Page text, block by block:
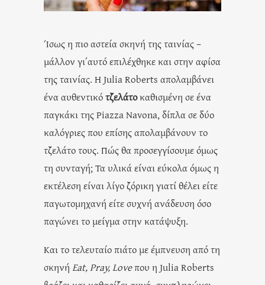
Ίσως η πιο αστεία σκηνή της ταινίας –
μάλλον γι΄αυτό επιλέχθηκε και στην αφίσα
της ταινίας. Η Julia Roberts απολαμβάνει
ένα αυθεντικότζελάτοκαθισμένη σε ένα
παγκάκι της Piazza Navona, δίπλα σε δύο
καλόγριες που επίσης απολαμβάνουν το
τζελάτο τους. Πώς θα προσεγγίσουμε όμως
τη συνταγή; Τα υλικά είναι εύκολα όμως η
εκτέλεση είναι λίγο ζόρικη γιατί θέλει είτε
παγωτομηχανή είτε συχνή ανάδευση όσο
παγώνει το μείγμα στην κατάψυξη.
Και το τελευταίο πιάτο με έμπνευση από τη
σκηνή Eat, Pray, Loveπου η Julia Roberts